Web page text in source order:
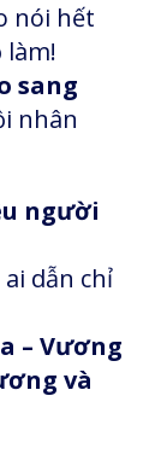
nói hết
làm!
sang
nhân
người
dẫn chỉ
– Vương
và